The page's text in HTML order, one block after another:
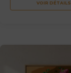
VOIR DÉTAILS